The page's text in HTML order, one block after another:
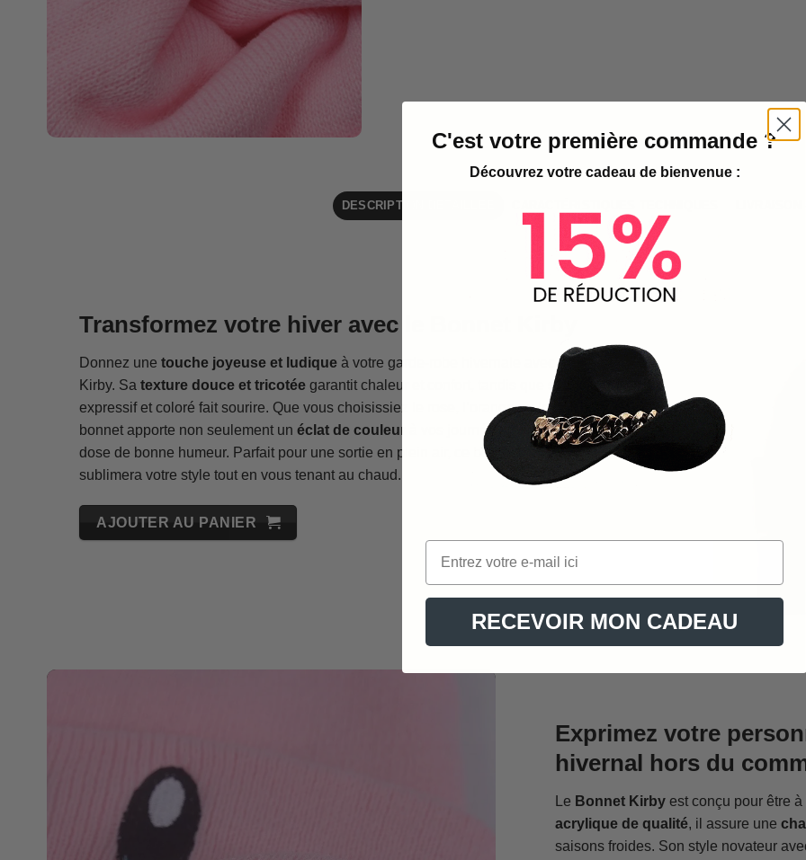
DESCRIPTION DÉTAILLÉE
Transformez votre hiver avec le Bonnet Kirby
Donnez une touche joyeuse et ludiqueà votre garde-robe hivernale avec le Bonnet
Kirby. Sa texture douce et tricotéegarantit chaleur et confort, tandis que son design
expressif et coloré fait sourire. Que vous choisissiez le rose, l’orange ou le vert lime, ce
bonnet apporte non seulement un éclat de couleur
à vos journées d’hiver, mais aussi une
dose de bonne humeur. Parfait pour une sortie en plein air, ce bonnet est un joyau qui
sublimera votre style tout en vous tenant au chaud.
AJOUTER AU PANIER
Exprimez votre
hivernal hors du
Le Bonnet Kirbyest conçu pour être
acrylique de qualité, il assure une
saisons froides. Son style novateur
C'est votre première commande ?
Découvrez votre cadeau de bienvenue :
RECEVOIR MON CADEAU